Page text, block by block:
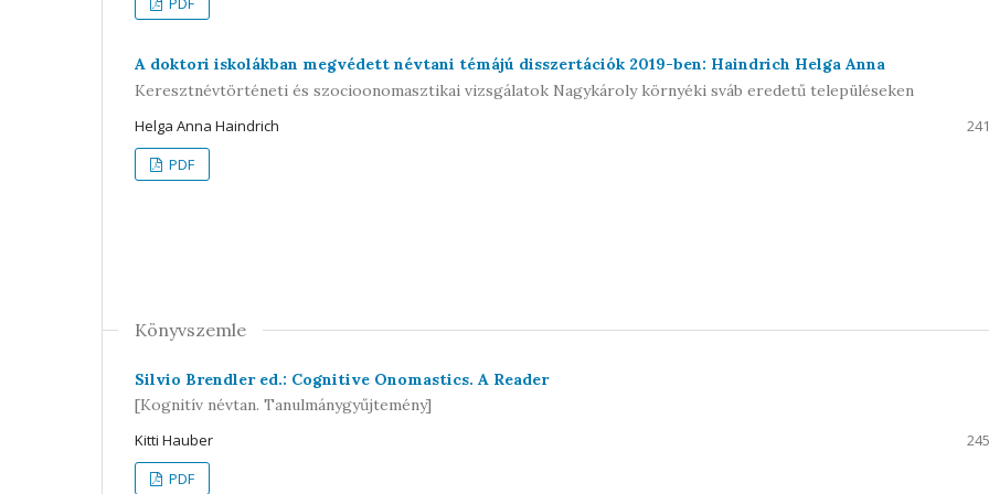
A doktori iskolákban megvédett névtani témájú disszertációk 2019-ben: Haindrich Helga Anna
Keresztnévtörténeti és szocioonomasztikai vizsgálatok Nagykároly környéki sváb eredetű településeken
Helga Anna Haindrich
PDF
Könyvszemle
Silvio Brendler ed.: Cognitive Onomastics. A Reader
[Kognitív névtan. Tanulmánygyűjtemény]
Kitti Hauber
PDF